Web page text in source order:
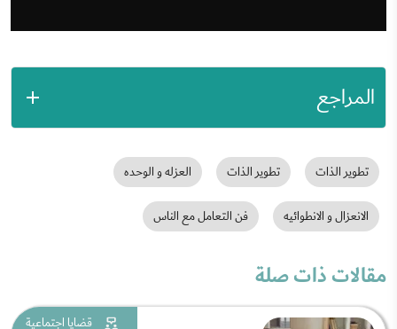
المراجع
تطوير الذات تطوير الذات العزله و الوحده
الانعزال و الانطوائيه فن التعامل مع الناس
مقالات ذات صلة
قضايا اجتماعية